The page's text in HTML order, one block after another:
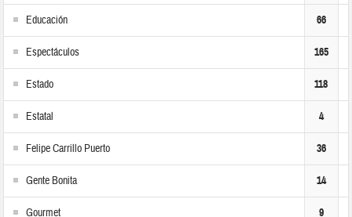
Educación 66
Espectáculos 165
Estado 118
Estatal 4
Felipe Carrillo Puerto 36
Gente Bonita 14
Gourmet 9